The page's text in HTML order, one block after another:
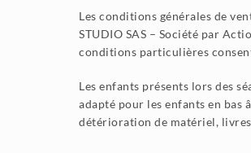
Les conditions générales de
STUDIO SAS – Société par
conditions particulières
Les enfants présents lors des
adapté pour les enfants en bas
détérioration de matériel,